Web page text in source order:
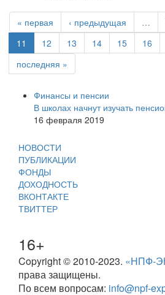
« первая ‹ предыдущая …
11
12 13 14 15 16
последняя »
Финансы и пенсии
В школах начнут изучать
16 февраля 2019
НОВОСТИ
ПУБЛИКАЦИИ
ФОНДЫ
ДОХОДНОСТЬ
ВКОНТАКТЕ
ТВИТТЕР
16+
Copyright © 2010-2023. «НПФ-
права защищены.
По всем вопросам: info@npf-